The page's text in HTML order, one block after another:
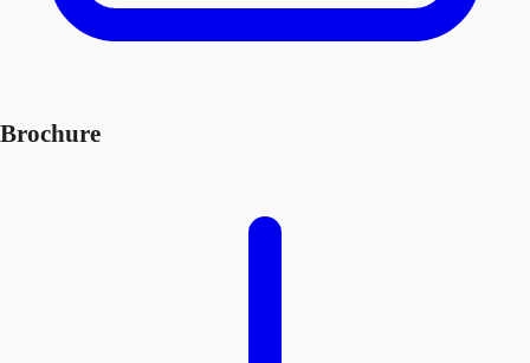
Brochure